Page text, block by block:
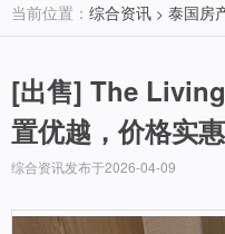
当前位置： 综合资讯 > 泰国房
[出售] The
置优越，价格实
综合资讯发布于2026-04-09